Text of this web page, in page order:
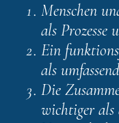
Menschen
als Prozesse
Ein
als
Die
wichtiger als